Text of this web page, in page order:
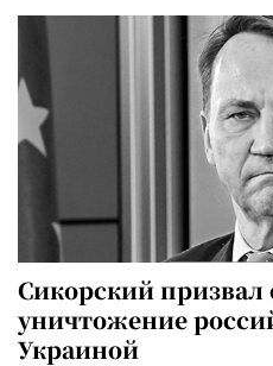
Сикорский призвал
уничтожение
Украиной